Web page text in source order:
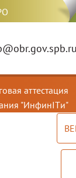
аттестация
"ИнфинITи"